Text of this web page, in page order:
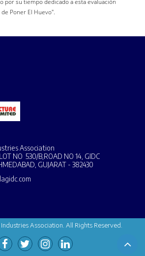
por su tiempo dedicado a esta evaluación
Poner El Huevo".
Association
NO 530/B,ROAD NO 14, GIDC
GUJARAT - 382430
Association. All Rights Reserved.